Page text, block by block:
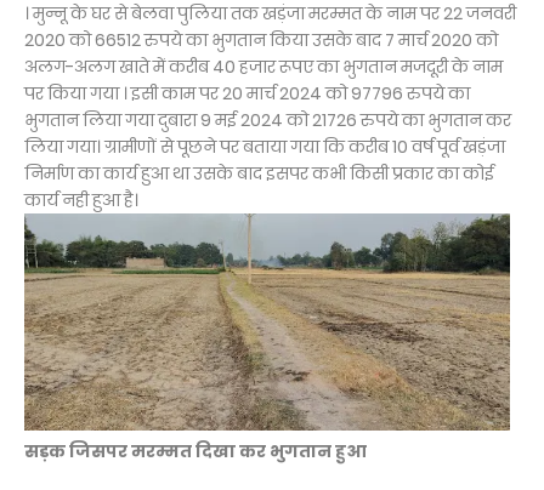
।मुन्नू के घर से बेलवा पुलिया तकखड़ंजा मरम्मत के नाम पर 22 जनवरी
2020 को 66512 रुपये का भुगतान किया उसके बाद 7 मार्च 2020 को
अलग-अलग खाते में करीब 40 हजार रूपए का भुगतान मजदूरी के नाम
पर किया गया । इसी काम पर 20 मार्च 2024 को 97796 रुपये का
भुगतान लिया गया दुबारा 9 मई 2024 को 21726 रुपये का भुगतान कर
लिया गया। ग्रामीणों से पूछने पर बताया गया कि करीब 10 वर्ष पूर्व खड़ंजा
निर्माण का कार्य हुआ था उसके बाद इसपर कभी किसी प्रकार का कोई
कार्य नही हुआ है।
सड़क जिसपर मरम्मत दिखा कर भुगतान हुआ